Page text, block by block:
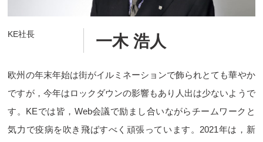
KE社長 一木 浩人
欧州の年末年始は街がイルミネーションで飾られとても華やか
ですが，今年はロックダウンの影響もあり人出は少ないようで
す。KEでは皆，Web会議で励まし合いながらチームワークと
気力で疫病を吹き飛ばすべく頑張っています。2021年は，新